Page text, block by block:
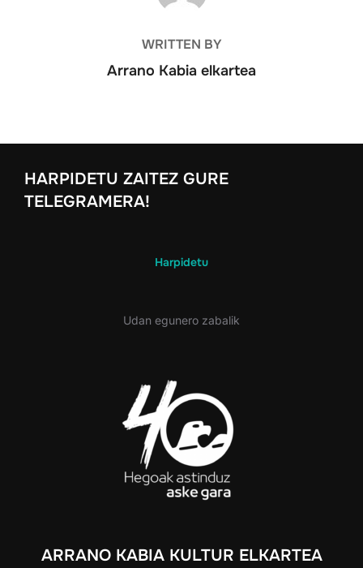
WRITTEN BY
Arrano Kabia elkartea
HARPIDETU ZAITEZ GURE
TELEGRAMERA!
Harpidetu
Udan egunero zabalik
ARRANO KABIA KULTUR ELKARTEA